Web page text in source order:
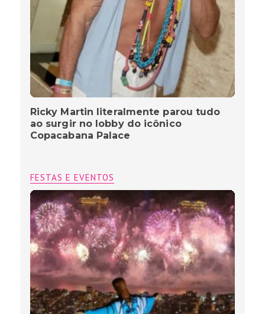
Ricky Martin literalmente parou tudo
ao surgir no lobby do icônico
Copacabana Palace
FESTAS E EVENTOS